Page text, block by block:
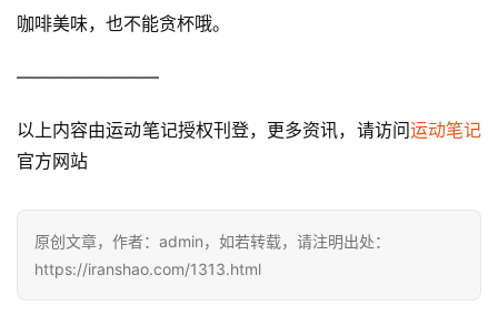
咖啡美味，也不能贪杯哦。
————————
以上内容由运动笔记授权刊登，更多资讯，请访问运动笔记
官方网站
原创文章，作者：admin，如若转载，请注明出处：
https://iranshao.com/1313.html